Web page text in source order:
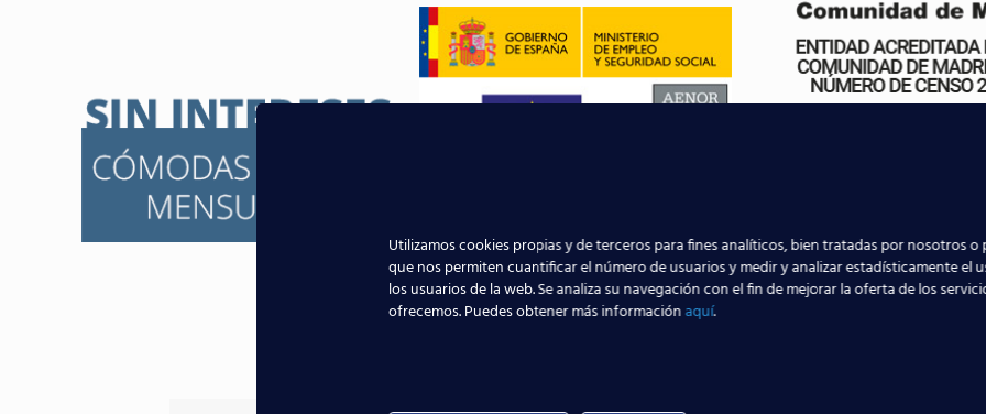
Utilizamos cookies propias y de terceros para fines analíticos, bien tratadas por nosotros
que nos permiten cuantificar el número de usuarios y medir y analizar estadísticamente el
los usuarios de la web. Se analiza su navegación con el fin de mejorar la oferta de los
ofrecemos. Puedes obtener más informaciónaquí.